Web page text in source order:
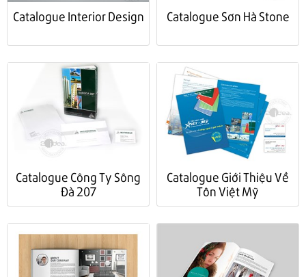
Catalogue Interior Design Catalogue Sơn Hà Stone
Catalogue Công Ty Sông
Đà 207
Catalogue Giới Thiệu Về
Tôn Việt Mỹ